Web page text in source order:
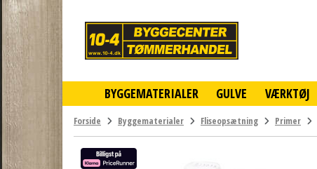
BYGGEMATERIALER GULVE VÆRKTØJ
online
byggemarked
og
tømmerhandel
-
Forside Byggematerialer Fliseopsætning Primer